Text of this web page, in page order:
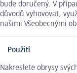
bude doručený. V
důvodů vyhovovat,
našimi Všeobecnými
Použití
Nakreslete obrysy